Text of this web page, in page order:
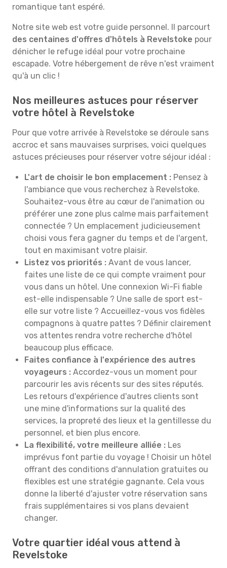
romantique tant espéré.
Notre site web est votre guide personnel. Il parcourt
des centaines d'offres d'hôtels à Revelstoke pour
dénicher le refuge idéal pour votre prochaine
escapade. Votre hébergement de rêve n'est vraiment
qu'à un clic !
Nos meilleures astuces pour réserver
votre hôtel à Revelstoke
Pour que votre arrivée à Revelstoke se déroule sans
accroc et sans mauvaises surprises, voici quelques
astuces précieuses pour réserver votre séjour idéal :
L'art de choisir le bon emplacement : Pensez à
l'ambiance que vous recherchez à Revelstoke.
Souhaitez-vous être au cœur de l'animation ou
préférer une zone plus calme mais parfaitement
connectée ? Un emplacement judicieusement
choisi vous fera gagner du temps et de l'argent,
tout en maximisant votre plaisir.
Listez vos priorités : Avant de vous lancer,
faites une liste de ce qui compte vraiment pour
vous dans un hôtel. Une connexion Wi-Fi fiable
est-elle indispensable ? Une salle de sport est-
elle sur votre liste ? Accueillez-vous vos fidèles
compagnons à quatre pattes ? Définir clairement
vos attentes rendra votre recherche d'hôtel
beaucoup plus efficace.
Faites confiance à l'expérience des autres
voyageurs : Accordez-vous un moment pour
parcourir les avis récents sur des sites réputés.
Les retours d'expérience d'autres clients sont
une mine d'informations sur la qualité des
services, la propreté des lieux et la gentillesse du
personnel, et bien plus encore.
La flexibilité, votre meilleure alliée : Les
imprévus font partie du voyage ! Choisir un hôtel
offrant des conditions d'annulation gratuites ou
flexibles est une stratégie gagnante. Cela vous
donne la liberté d'ajuster votre réservation sans
frais supplémentaires si vos plans devaient
changer.
Votre quartier idéal vous attend à
Revelstoke